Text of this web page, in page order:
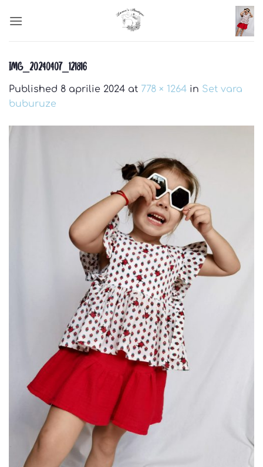
IMG_20240407_121816
Published 8 aprilie 2024 at 778 × 1264 in Set vara
buburuze